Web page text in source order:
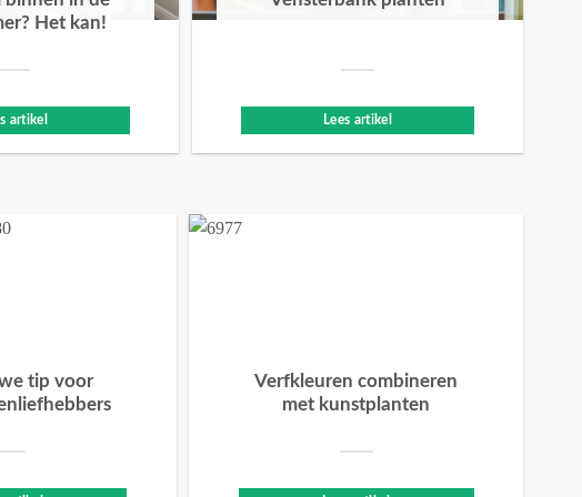
Het kan!
artikel Lees artikel
tip voor
Verfkleuren combineren
met kunstplanten